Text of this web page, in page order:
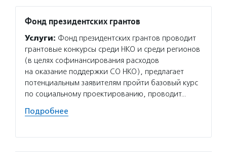
Фонд президентских грантов
Услуги: Фонд президентских грантов проводит
грантовые конкурсы среди НКО и среди регионов
(в целях софинансирования расходов
на оказание поддержки СО НКО), предлагает
потенциальным заявителям пройти базовый курс
по социальному проектированию, проводит…
Подробнее